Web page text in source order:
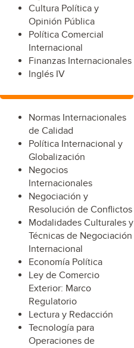
Cultura Política y
Opinión Pública
Política Comercial
Internacional
Finanzas Internacionales
Inglés IV
Normas Internacionales
de Calidad
Política Internacional y
Globalización
Negocios
Internacionales
Negociación y
Resolución de Conflictos
Modalidades Culturales y
Técnicas de Negociación
Internacional
Economía Política
Ley de Comercio
Exterior: Marco
Regulatorio
Lectura y Redacción
Tecnología para
Operaciones de